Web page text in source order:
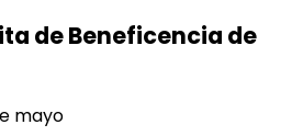
de Beneficencia de
mayo